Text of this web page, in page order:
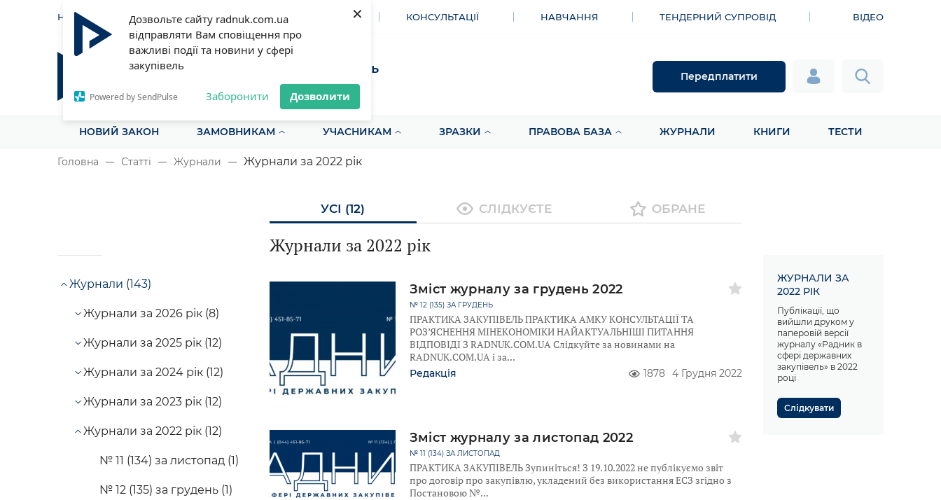
Дозвольте сайту radnuk.com.ua
відправляти Вам сповіщення про
важливі події та новини у сфері
закупівель
Powered by SendPulse Заборонити Дозволити
×
НОВИНИ СТАТТІ ІНСТРУМЕНТИ КОНСУЛЬТАЦІЇ НАВЧАННЯ ТЕНДЕРНИЙ СУПРОВІД ВІДЕО
Радник у сфері публічних закупівель
Все для закупівель на одному порталі
Передплатити
НОВИЙ ЗАКОН ЗАМОВНИКАМ УЧАСНИКАМ ЗРАЗКИ ПРАВОВА БАЗА ЖУРНАЛИ КНИГИ ТЕСТИ
Головна Статті Журнали Журнали за 2022 рік
УСІ (12) СЛІДКУЄТЕ ОБРАНЕ
Журнали (143)
Журнали за 2026 рік (8)
Журнали за 2025 рік (12)
Журнали за 2024 рік (12)
Журнали за 2023 рік (12)
Журнали за 2022 рік (12)
№ 11 (134) за листопад (1)
№ 12 (135) за грудень (1)
Журнали за 2022 рік
Зміст журналу за грудень 2022
№ 12 (135) ЗА ГРУДЕНЬ
ПРАКТИКА ЗАКУПІВЕЛЬ ПРАКТИКА АМКУ КОНСУЛЬТАЦІЇ ТА
РОЗ’ЯСНЕННЯ МІНЕКОНОМІКИ НАЙАКТУАЛЬНІШІ ПИТАННЯ
ВІДПОВІДІ З RADNUK.COM.UA Слідкуйте за новинами на
RADNUK.COM.UA і за
Редакція 1878 4 Грудня 2022
Зміст журналу за листопад 2022
№ 11 (134) ЗА ЛИСТОПАД
ПРАКТИКА ЗАКУПІВЕЛЬ Зупиніться! З 19.10.2022 не публікуємо звіт
про договір про закупівлю, укладений без використання ЕСЗ згідно з
Постановою №
ЖУРНАЛИ ЗА
2022 РІК
Публікації, що
вийшли друком у
паперовій версії
журналу «Радник в
сфері державних
закупівель» в 2022
році
Слідкувати